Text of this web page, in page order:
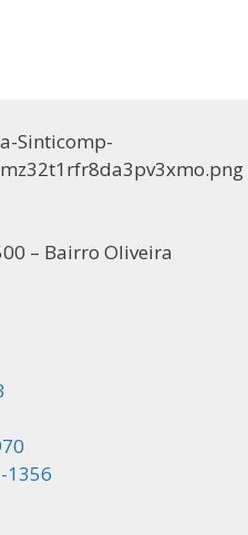
– Bairro Oliveira
1356